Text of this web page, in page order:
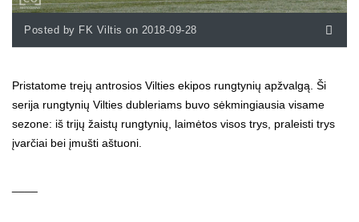
Posted by FK Viltis on 2018-09-28
Pristatome trejų antrosios Vilties ekipos rungtynių apžvalgą. Ši
serija rungtynių Vilties dubleriams buvo sėkmingiausia visame
sezone: iš trijų žaistų rungtynių, laimėtos visos trys, praleisti trys
įvarčiai bei įmušti aštuoni.